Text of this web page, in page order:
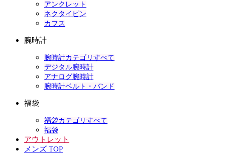
アンクレット
ネクタイピン
カフス
腕時計
腕時計カテゴリすべて
デジタル腕時計
アナログ腕時計
腕時計ベルト・バンド
福袋
福袋カテゴリすべて
福袋
アウトレット
メンズ TOP